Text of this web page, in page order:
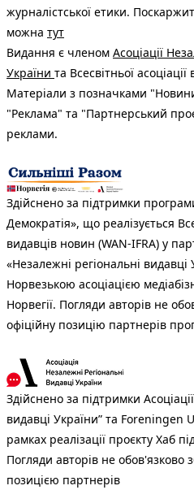
журналістської етики.
можна тут
Видання є членом Асоціації
України та Всесвітньої асоціації
Матеріали з позначками
"Реклама" та "Партнерський
реклами.
Здійснено за підтримки
Демократія», що реалізується
видавців новин (WAN-IFRA) у
«Незалежні регіональні
Норвезькою асоціацією
Норвегії. Погляди авторів не
офіційну позицію партнерів
Здійснено за підтримки
видавці України” та
рамках реалізації проєкту Хаб
Погляди авторів не обов'язково
позицією партнерів